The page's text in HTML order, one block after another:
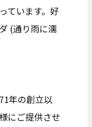
ています。好
(通り雨に濡
年の創立以
にご提供させ